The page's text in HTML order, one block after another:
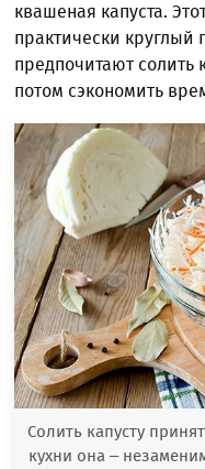
квашеная капуста.
практически круглый
предпочитают солить
потом сэкономить
Солить капусту
кухни она –